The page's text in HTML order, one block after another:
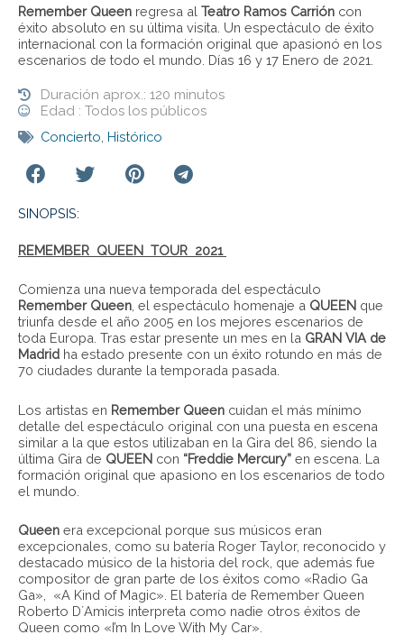
Remember Queen regresa al Teatro Ramos Carrión con
éxito absoluto en su última visita. Un espectáculo de éxito
internacional con la formación original que apasionó en los
escenarios de todo el mundo. Días 16 y 17 Enero de 2021.
Duración aprox.: 120 minutos
Edad : Todos los públicos
Concierto Histórico
SINOPSIS:
REMEMBER QUEEN TOUR 2021
Comienza una nueva temporada del espectáculo
Remember Queen, el espectáculo homenaje a QUEEN que
triunfa desde el año 2005 en los mejores escenarios de
toda Europa. Tras estar presente un mes en la GRAN VIA de
Madrid ha estado presente con un éxito rotundo en más de
70 ciudades durante la temporada pasada.
Los artistas en Remember Queen cuidan el más mínimo
detalle del espectáculo original con una puesta en escena
similar a la que estos utilizaban en la Gira del 86, siendo la
última Gira de QUEEN con “Freddie Mercury” en escena. La
formación original que apasiono en los escenarios de todo
el mundo.
Queen era excepcional porque sus músicos eran
excepcionales, como su batería Roger Taylor, reconocido y
destacado músico de la historia del rock, que además fue
compositor de gran parte de los éxitos como «Radio Ga
Ga», «A Kind of Magic». El batería de Remember Queen
Roberto D´Amicis interpreta como nadie otros éxitos de
Queen como «I’m In Love With My Car».